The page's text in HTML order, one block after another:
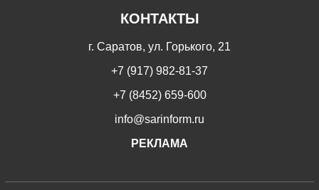
КОНТАКТЫ
г. Саратов, ул. Горького, 21
+7 (917) 982-81-37
+7 (8452) 659-600
info@sarinform.ru
РЕКЛАМА